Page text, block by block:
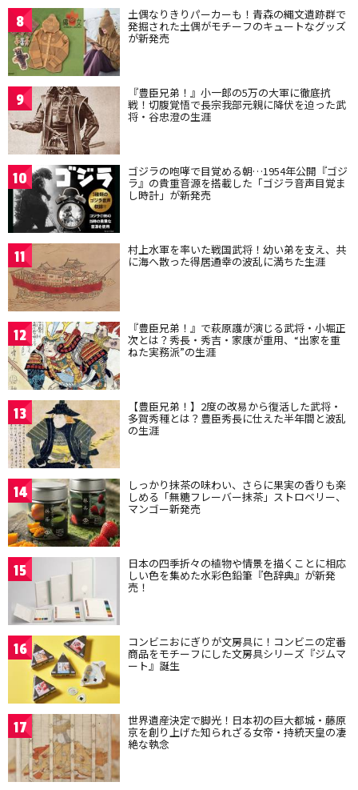
8 土偶なりきりパーカーも！青森の縄文遺跡群で
発掘された土偶がモチーフのキュートなグッズ
が新発売
9 『豊臣兄弟！』小一郎の5万の大軍に徹底抗
戦！切腹覚悟で長宗我部元親に降伏を迫った武
将・谷忠澄の生涯
10 ゴジラの咆哮で目覚める朝…1954年公開『ゴジ
ラ』の貴重音源を搭載した「ゴジラ音声目覚ま
し時計」が新発売
11 村上水軍を率いた戦国武将！幼い弟を支え、共
に海へ散った得居通幸の波乱に満ちた生涯
12 『豊臣兄弟！』で萩原護が演じる武将・小堀正
次とは？秀長・秀吉・家康が重用、“出家を重
ねた実務派”の生涯
13 【豊臣兄弟！】2度の改易から復活した武将・
多賀秀種とは？豊臣秀長に仕えた半年間と波乱
の生涯
14 しっかり抹茶の味わい、さらに果実の香りも楽
しめる「無糖フレーバー抹茶」ストロベリー、
マンゴー新発売
15 日本の四季折々の植物や情景を描くことに相応
しい色を集めた水彩色鉛筆『色辞典』が新発
売！
16 コンビニおにぎりが文房具に！コンビニの定番
商品をモチーフにした文房具シリーズ『ジムマ
ート』誕生
17 世界遺産決定で脚光！日本初の巨大都城・藤原
京を創り上げた知られざる女帝・持統天皇の凄
絶な執念